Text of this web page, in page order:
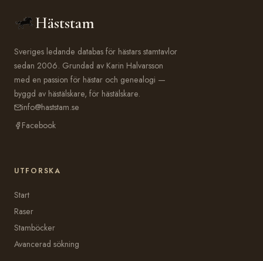
Häststam
Sveriges ledande databas för hästars stamtavlor
sedan 2006. Grundad av Karin Halvarsson
med en passion för hästar och genealogi —
byggd av hästälskare, för hästälskare.
info@haststam.se
Facebook
UTFORSKA
Start
Raser
Stamböcker
Avancerad sökning